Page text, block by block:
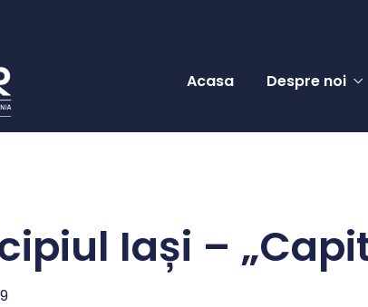
Acasa Despre noi
Iași –